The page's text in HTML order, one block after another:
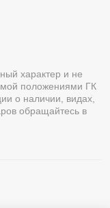
характер и не
положениями ГК
о наличии, видах,
обращайтесь в